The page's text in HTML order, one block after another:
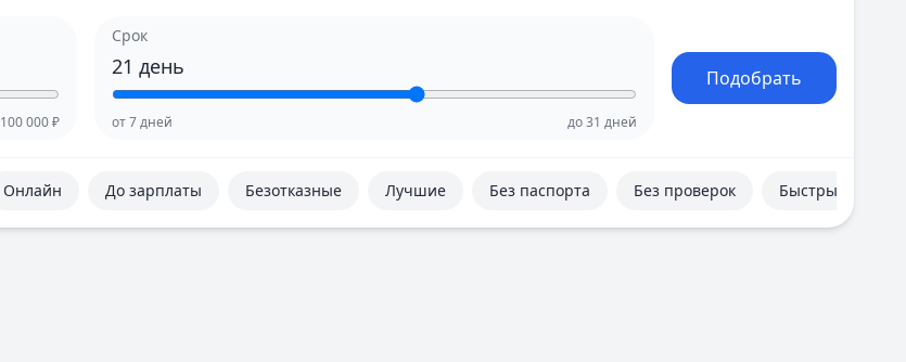
Воронеж
Ижевск
Иркутск
100 000₽
Срок
21 день
от7дней до31 дней
Подобрать
Онлайн До зарплаты Безотказные Лучшие Без паспорта Без проверок Быстрые